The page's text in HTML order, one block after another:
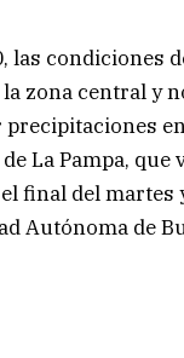
las condiciones
zona central y
La Pampa, que
final del
Autónoma de